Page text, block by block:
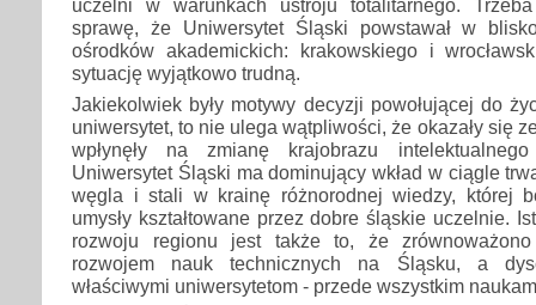
uczelni w warunkach ustroju totalitarnego.
sprawę, że Uniwersytet Śląski powstawał w
ośrodków akademickich: krakowskiego i
sytuację wyjątkowo trudną.
Jakiekolwiek były motywy decyzji powołującej do
uniwersytet, to nie ulega wątpliwości, że okazały się
wpłynęły na zmianę krajobrazu
Uniwersytet Śląski ma dominujący wkład w ciągle
węgla i stali w krainę różnorodnej wiedzy, której
umysły kształtowane przez dobre śląskie uczelnie.
rozwoju regionu jest także to, że zrównoważono
rozwojem nauk technicznych na Śląsku, a
właściwymi uniwersytetom - przede wszystkim